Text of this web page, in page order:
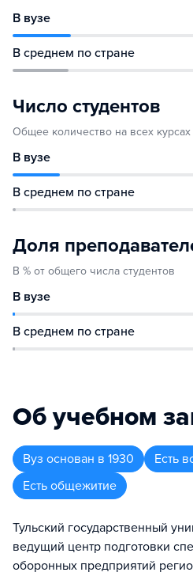
В вузе
В среднем по стране
Число студентов
Общее количество на всех курсах
В вузе
В среднем по стране
Доля
В % от общего числа студентов
В вузе
В среднем по стране
Об учебном
Вуз основан в 1930
Есть
Есть общежитие
Тульский государственный
ведущий центр подготовки
оборонных предприятий